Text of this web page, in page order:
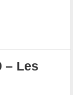
– Les